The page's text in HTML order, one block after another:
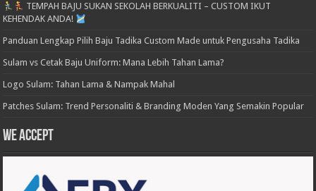
TEMPAH BAJU SUKAN SEKOLAH BERKUALITI – CUSTOM IKUT
KEHENDAK ANDA!
Panduan Lengkap Pilih Baju Tadika Custom Made untuk Pengusaha Tadika
Sulam vs Cetak Baju Uniform: Mana Lebih Tahan Lama?
Logo Sulam: Tahan Lama & Nampak Mahal
Patches Sulam: Trend Personaliti & Branding Moden Yang Semakin Popular
We accept